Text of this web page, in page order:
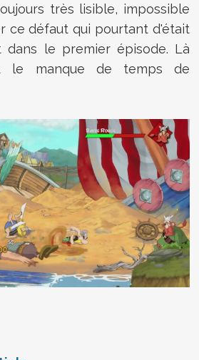
très lisible, impossible
ce défaut qui pourtant d'était
dans le premier épisode. Là
le manque de temps de